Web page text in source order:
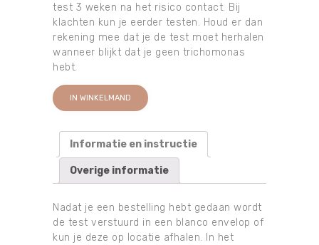
test 3 weken na het risico contact. Bij
klachten kun je eerder testen. Houd er dan
rekening mee dat je de test moet herhalen
wanneer blijkt dat je geen trichomonas
hebt.
IN WINKELMAND
Informatie en instructie
Overige informatie
Nadat je een bestelling hebt gedaan wordt
de test verstuurd in een blanco envelop of
kun je deze op locatie afhalen. In het